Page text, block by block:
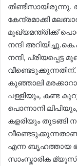
കേന്ദ്രമാക്കി
മുഖ്യമന്ത്രിക്ക്
നന്ദി
നന്ദി,
കുഞ്ഞാലി
പള്ളിയും, കണ്ട
പൊന്നാനി
കളരിയും തുടങ്ങി
എന്ന ബൃഹത്തായ
സാംസ്കാരിക